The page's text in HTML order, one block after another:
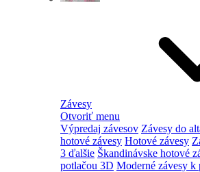
Závesy
Otvoriť menu
Výpredaj závesov Závesy do
hotové závesy Hotové závesy
3 ďalšie Škandinávske hotové
potlačou 3D Moderné závesy k